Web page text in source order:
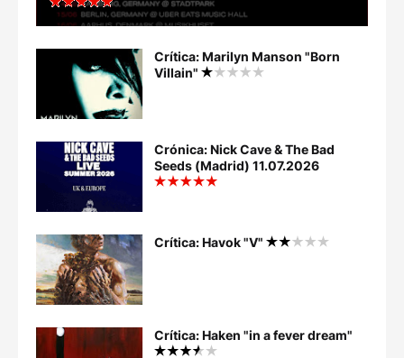
Crítica: Marilyn Manson "Born
Villain"
Crónica: Nick Cave & The Bad
Seeds (Madrid) 11.07.2026
Crítica: Havok "V"
Crítica: Haken "in a fever dream"